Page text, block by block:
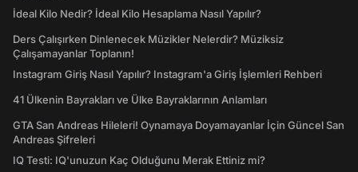
İdeal Kilo Nedir? İdeal Kilo Hesaplama Nasıl Yapılır?
Ders Çalışırken Dinlenecek Müzikler Nelerdir? Müziksiz
Çalışamayanlar Toplanın!
Instagram Giriş Nasıl Yapılır? Instagram'a Giriş İşlemleri Rehberi
41 Ülkenin Bayrakları ve Ülke Bayraklarının Anlamları
GTA San Andreas Hileleri! Oynamaya Doyamayanlar İçin Güncel San
Andreas Şifreleri
IQ Testi: IQ'unuzun Kaç Olduğunu Merak Ettiniz mi?